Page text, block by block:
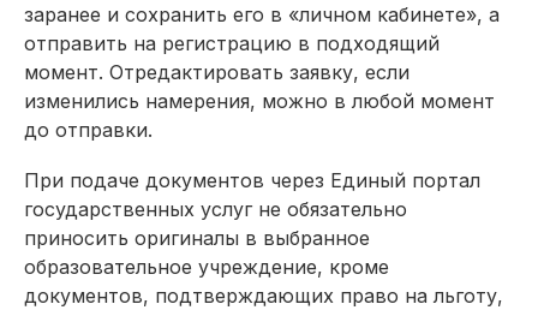
заранее и сохранить его в «личном кабинете», а
отправить на регистрацию в подходящий
момент. Отредактировать заявку, если
изменились намерения, можно в любой момент
до отправки.
При подаче документов через Единый портал
государственных услуг не обязательно
приносить оригиналы в выбранное
образовательное учреждение, кроме
документов, подтверждающих право на льготу,